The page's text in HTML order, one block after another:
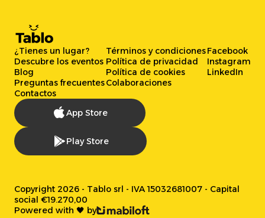
¿Tienes un lugar?
Descubre los eventos
Blog
Preguntas frecuentes
Contactos
Términos y condiciones
Política de privacidad
Política de cookies
Colaboraciones
Facebook
Instagram
LinkedIn
App Store
Play Store
Copyright 2026 - Tablo srl - IVA 15032681007 - Capital
social €19.270,00
Powered with 🖤 by